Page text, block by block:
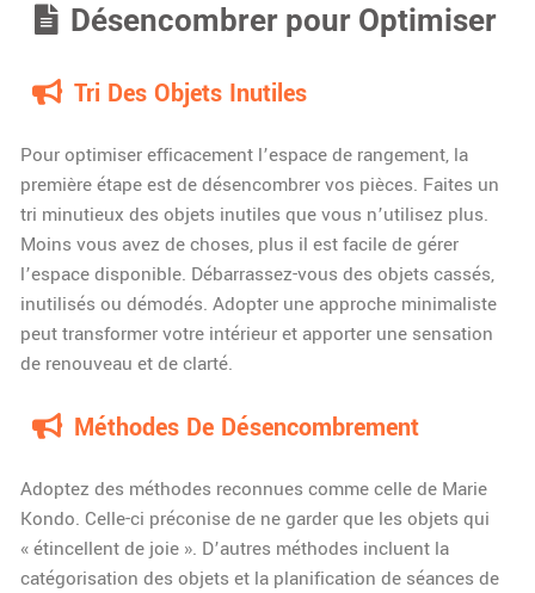
Désencombrer pour Optimiser
Tri Des Objets Inutiles
Pour optimiser efficacement l’espace de rangement, la
première étape est de désencombrer vos pièces. Faites un
tri minutieux des objets inutiles que vous n’utilisez plus.
Moins vous avez de choses, plus il est facile de gérer
l’espace disponible. Débarrassez-vous des objets cassés,
inutilisés ou démodés. Adopter une approche minimaliste
peut transformer votre intérieur et apporter une sensation
de renouveau et de clarté.
Méthodes De Désencombrement
Adoptez des méthodes reconnues comme celle de Marie
Kondo. Celle-ci préconise de ne garder que les objets qui
« étincellent de joie ». D’autres méthodes incluent la
catégorisation des objets et la planification de séances de